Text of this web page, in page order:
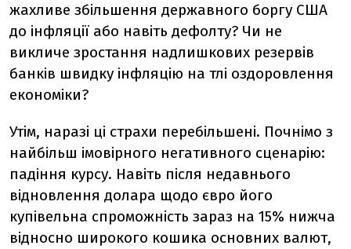
жахливе збільшення державного боргу США
до інфляції або навіть дефолту? Чи не
викличе зростання надлишкових резервів
банків швидку інфляцію на тлі оздоровлення
економіки?
Утім, наразі ці страхи перебільшені. Почнімо з
найбільш імовірного негативного сценарію:
падіння курсу. Навіть після недавнього
відновлення долара щодо євро його
купівельна спроможність зараз на 15% нижча
відносно широкого кошика основних валют,